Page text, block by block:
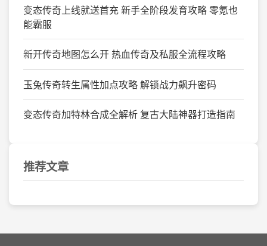
变态传奇上线就送首充 新手全阶段发育攻略 零氪也
能霸服
新开传奇地图怎么开 热血传奇及私服全流程攻略
玉兔传奇转生属性加点攻略 解锁战力飙升密码
变态传奇加特林合成全解析 复古大陆神器打造指南
推荐文章